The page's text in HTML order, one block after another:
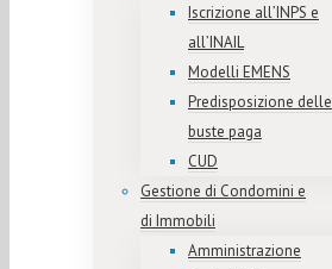
Iscrizione all’INPS e
all’INAIL
Modelli EMENS
Predisposizione delle
buste paga
CUD
Gestione di Condomini e
di Immobili
Amministrazione